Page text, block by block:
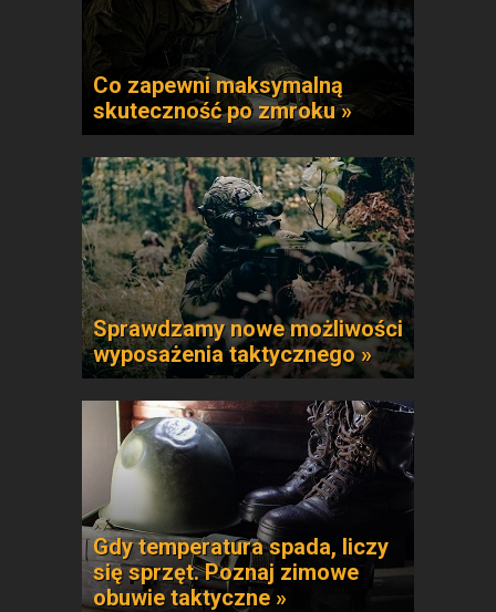
Co zapewni maksymalną
skuteczność po zmroku »
Sprawdzamy nowe możliwości
wyposażenia taktycznego »
Gdy temperatura spada, liczy
się sprzęt. Poznaj zimowe
obuwie taktyczne »